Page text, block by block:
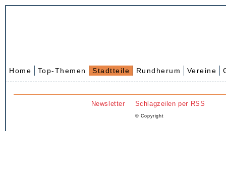
Home Top-Themen Stadtteile Rundherum Vereine
Newsletter Schlagzeilen per RSS
© Copyright